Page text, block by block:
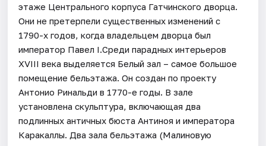
этаже Центрального корпуса Гатчинского дворца.
Они не претерпели существенных изменений с
1790-х годов, когда владельцем дворца был
император Павел I.Среди парадных интерьеров
XVIII века выделяется Белый зал – самое большое
помещение бельэтажа. Он создан по проекту
Антонио Ринальди в 1770-е годы. В зале
установлена скульптура, включающая два
подлинных античных бюста Антиноя и императора
Каракаллы. Два зала бельэтажа (Малиновую